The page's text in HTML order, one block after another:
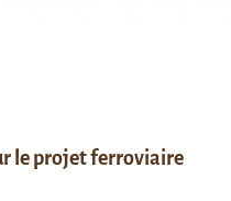
le projet ferroviaire